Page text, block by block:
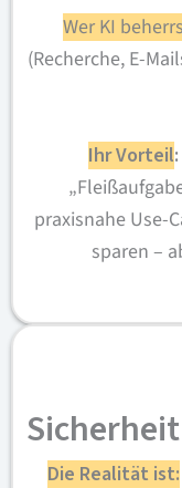
Wer KI
(Recherche, E-
Ihr Vorteil:
praxisnahe Use-
sparen –
Die Realität ist: